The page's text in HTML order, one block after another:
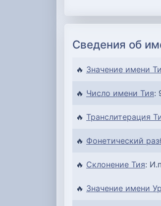
Сведения об
🔥 Значение имени
🔥 Число имени Тия:
🔥 Транслитерация
🔥 Фонетический
🔥 Склонение Тия:
🔥 Значение имени Ур